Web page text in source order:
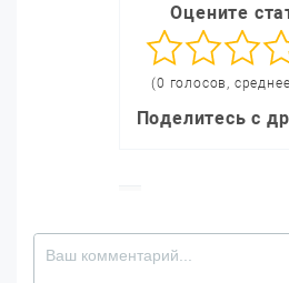
Оцените
(0 голосов,
Поделитесь с